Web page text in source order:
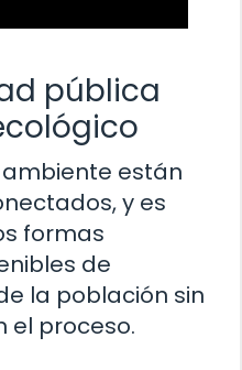
pública
ambiente están
y es
formas
de
la población sin
el proceso.